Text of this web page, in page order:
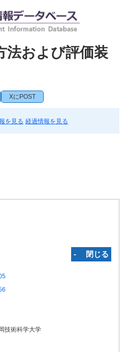
法および評価装
XにPOST
を見る 経過情報を見る
‐ 閉じる
技術科学大学